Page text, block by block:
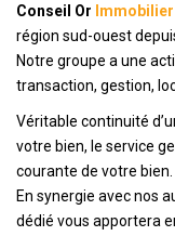
Conseil Or Immobilier
région sud-ouest
Notre groupe a une
transaction, gestion,
Véritable continuité
votre bien, le service
courante de votre bien.
En synergie avec nos
dédié vous apportera